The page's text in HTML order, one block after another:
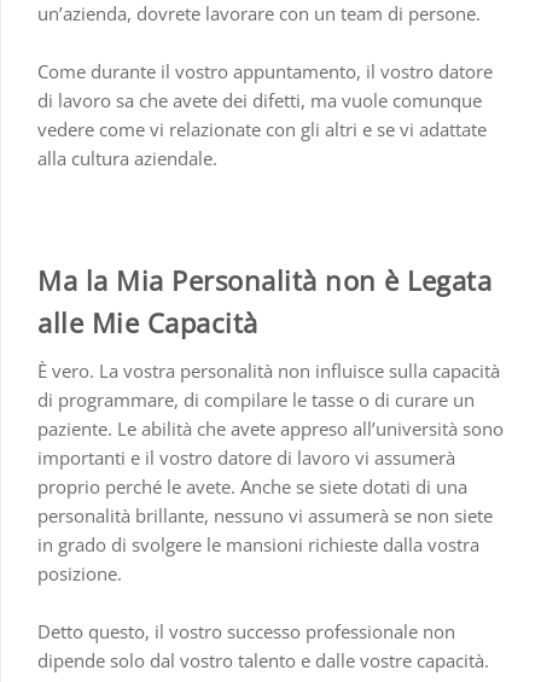
un’azienda, dovrete lavorare con un team di persone.
Come durante il vostro appuntamento, il vostro datore
di lavoro sa che avete dei difetti, ma vuole comunque
vedere come vi relazionate con gli altri e se vi adattate
alla cultura aziendale.
Ma la Mia Personalità non è Legata
alle Mie Capacità
È vero. La vostra personalità non influisce sulla capacità
di programmare, di compilare le tasse o di curare un
paziente. Le abilità che avete appreso all’università sono
importanti e il vostro datore di lavoro vi assumerà
proprio perché le avete. Anche se siete dotati di una
personalità brillante, nessuno vi assumerà se non siete
in grado di svolgere le mansioni richieste dalla vostra
posizione.
Detto questo, il vostro successo professionale non
dipende solo dal vostro talento e dalle vostre capacità.